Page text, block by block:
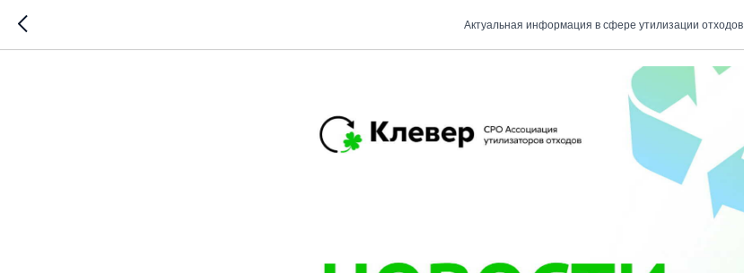
Актуальная информация в сфере утилизации отходов
Новости отрасли